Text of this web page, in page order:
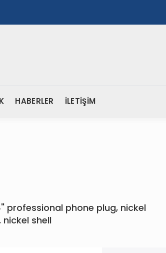
HABERLER İLETİŞİM
professional phone plug, nickel
shell